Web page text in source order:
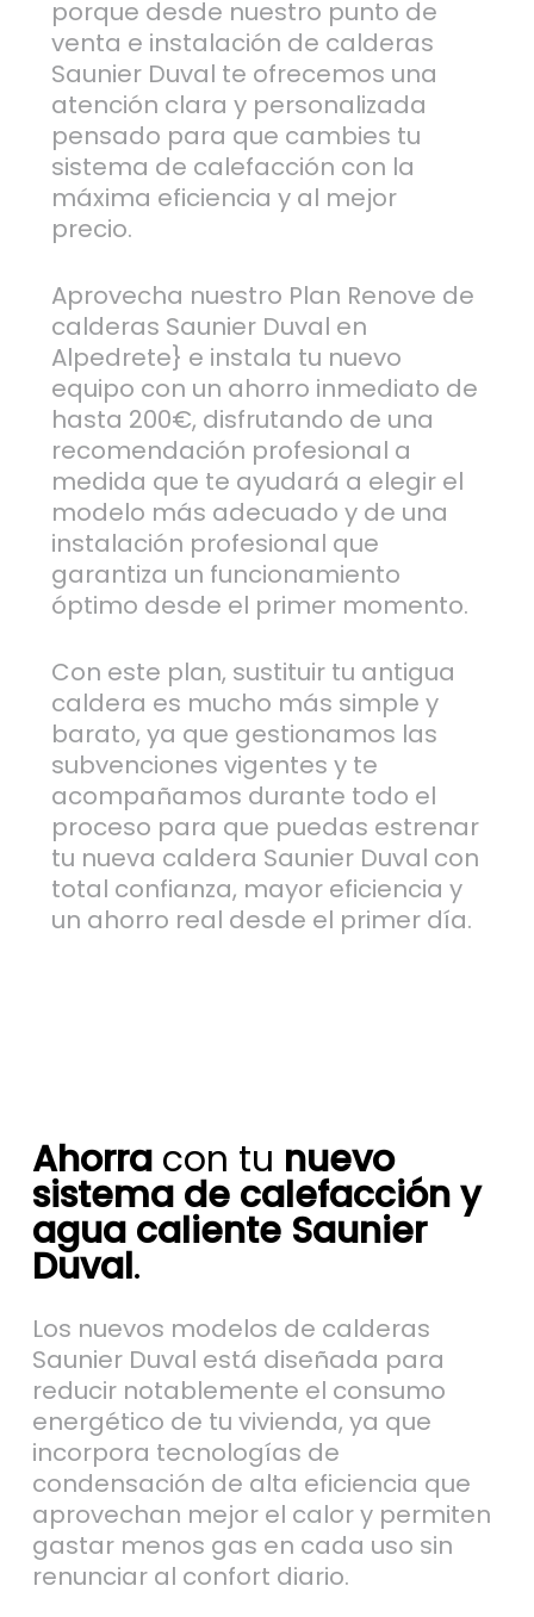
porque desde nuestro punto de
venta e instalación de calderas
Saunier Duval te ofrecemos una
atención clara y personalizada
pensado para que cambies tu
sistema de calefacción con la
máxima eficiencia y al mejor
precio.
Aprovecha nuestro Plan Renove de
calderas Saunier Duval en
Alpedrete} e instala tu nuevo
equipo con un ahorro inmediato de
hasta 200€, disfrutando de una
recomendación profesional a
medida que te ayudará a elegir el
modelo más adecuado y de una
instalación profesional que
garantiza un funcionamiento
óptimo desde el primer momento.
Con este plan, sustituir tu antigua
caldera es mucho más simple y
barato, ya que gestionamos las
subvenciones vigentes y te
acompañamos durante todo el
proceso para que puedas estrenar
tu nueva caldera Saunier Duval con
total confianza, mayor eficiencia y
un ahorro real desde el primer día.
Ahorracon tu nuevo
sistema de calefacción y
agua caliente Saunier
Duval.
Los nuevos modelos de calderas
Saunier Duval está diseñada para
reducir notablemente el consumo
energético de tu vivienda, ya que
incorpora tecnologías de
condensación de alta eficiencia que
aprovechan mejor el calor y permiten
gastar menos gas en cada uso sin
renunciar al confort diario.